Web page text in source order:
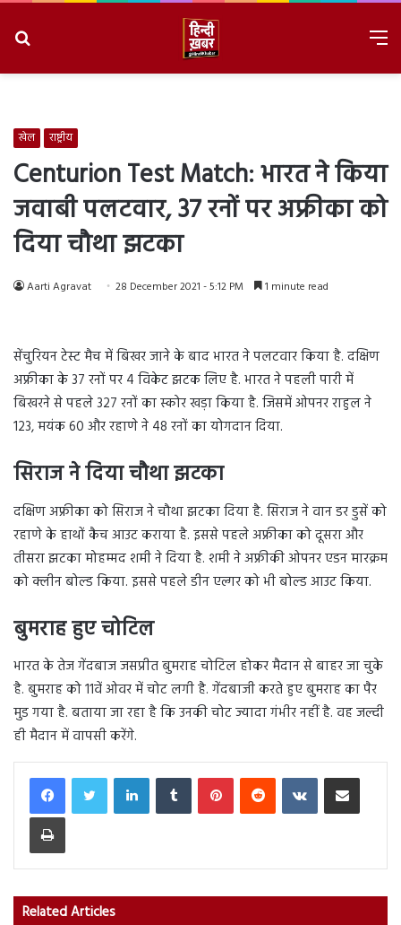
खेल राष्ट्रीय
Centurion Test Match: भारत ने किया
जवाबी पलटवार, 37 रनों पर अफ्रीका को
दिया चौथा झटका
Aarti Agravat 28 December 2021 - 5:12 PM 1 minute read
सेंचुरियन टेस्ट मैच में बिखर जाने के बाद भारत ने पलटवार किया है. दक्षिण
अफ्रीका के 37 रनों पर 4 विकेट झटक लिए है. भारत ने पहली पारी में
बिखरने से पहले 327 रनों का स्कोर खड़ा किया है. जिसमें ओपनर राहुल ने
123, मयंक 60 और रहाणे ने 48 रनों का योगदान दिया.
सिराज ने दिया चौथा झटका
दक्षिण अफ्रीका को सिराज ने चौथा झटका दिया है. सिराज ने वान डर डुसें को
रहाणे के हाथों कैच आउट कराया है. इससे पहले अफ्रीका को दूसरा और
तीसरा झटका मोहम्मद शमी ने दिया है. शमी ने अफ्रीकी ओपनर एडन मारक्रम
को क्लीन बोल्ड किया. इससे पहले डीन एल्गर को भी बोल्ड आउट किया.
बुमराह हुए चोटिल
भारत के तेज गेंदबाज जसप्रीत बुमराह चोटिल होकर मैदान से बाहर जा चुके
है. बुमराह को 11वें ओवर में चोट लगी है. गेंदबाजी करते हुए बुमराह का पैर
मुड गया है. बताया जा रहा है कि उनकी चोट ज्यादा गंभीर नहीं है. वह जल्दी
ही मैदान में वापसी करेंगे.
LinkedInTumblr PinterestReddit VKontakteShare via Email
Print
Related Articles